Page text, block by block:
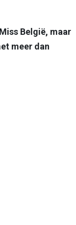
België, maar
meer dan